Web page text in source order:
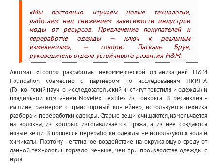
«Мы постоянно изучаем новые технологии,
работаем над снижением зависимости индустрии
моды от ресурсов. Привлечение покупателей к
переработке одежды — ключ к реальным
изменениям», — говорит Паскаль Брун,
руководитель отдела устойчивого развития H&M.
Автомат «Looop» разработан некоммерческой организацией H&M
Foundation совместно с партнером по исследованиям HKRITA
(Гонконгский научно-исследовательский институт текстиля и одежды) и
прядильной компанией Novetex Textiles из Гонконга. В ресайклинг-
машине, размером с транспортный контейнер, используется техника
разбора и переработки одежды. Старые вещи очищаются, измельчается
на волокна, из которых изготавливается пряжа, а из нее создаются
новые вещи. В процессе переработки одежды не используются вода и
химикаты. Поэтому негативное воздействие на окружающую среду от
данной технологии гораздо меньше, чем при производстве одежды с
нуля.